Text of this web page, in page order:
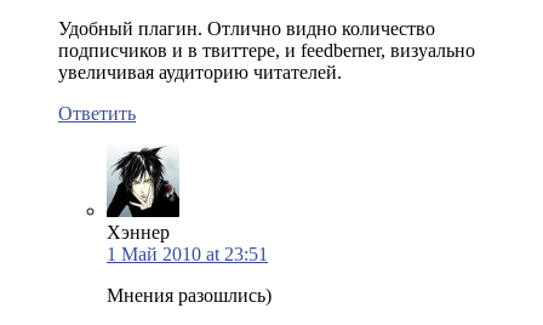
Удобный плагин. Отлично видно количество
подписчиков и в твиттере, и feedberner, визуально
увеличивая аудиторию читателей.
Ответить
Хэннер
1 Май 2010 at 23:51
Мнения разошлись)